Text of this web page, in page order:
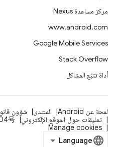
مركز مساعدة Nexus
www.android.com
Google Mobile Services
Stack Overflow
أداة تتبّع المشاكل
لمحة عن Android المنتدى شؤون
تعليقات حول الموقع الإلكتروني
号
Manage cookies